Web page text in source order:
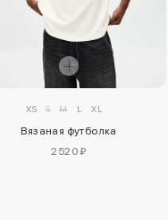
XS S M L XL
Вязаная футболка
2520 ₽